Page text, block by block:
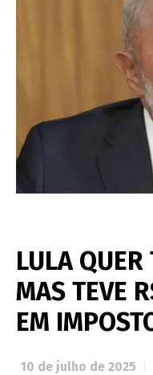
LULA QUER
MAS TEVE
EM
10 de julho de 2025